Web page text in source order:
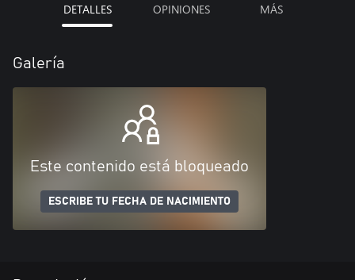
DETALLES OPINIONES MÁS
Galería
Este contenido está bloqueado
ESCRIBE TU FECHA DE NACIMIENTO